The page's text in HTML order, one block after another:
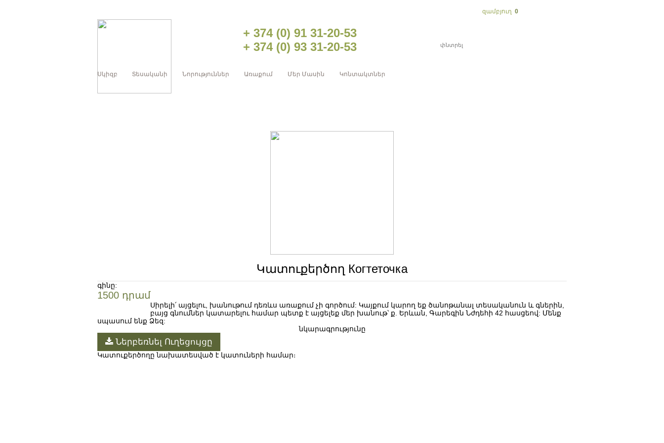
+ 374 (0) 91 31-20-53
+ 374 (0) 93 31-20-53
Սկիզբ Տեսականի Նորություններ Առաքում Մեր Մասին Կոնտակտներ
զամբյուղ 0
ԲՈԼՈՐԸ ԿԵՐԵՐ
Կատուքերծող Когтеточка
գինը:
1500 դրամ
Սիրելի՛ այցելու, խանութում դեռևս առաքում չի գործում: Կայքում կարող եք ծանոթանալ տեսականուն և գներին,
բայց գնումներ կատարելու համար պետք է այցելեք մեր խանութ՝ ք. Երևան, Գարեգին Նժդեհի 42 հասցեով: Մենք
սպասում ենք Ձեզ:
նկարագրությունը
Ներբեռնել Ուղեցույցը
Կատուքերծողը նախատեսված է կատուների համար։